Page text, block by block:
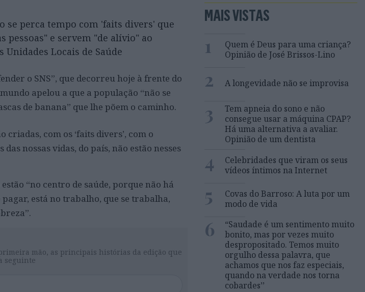
se perca tempo com 'faits divers' que
pessoas" e servem "de alívio" ao
Locais de Saúde
o SNS”, que decorreu hoje à frente do
apelou a que a população “não se
de banana” que lhe põem o caminho.
criadas, com os ‘faits divers’, com o
nossas vidas, do país, não estão nesses
“no centro de saúde, porque não há
está no trabalho, que se trabalha,
mão, as principais histórias da edição que
seguinte
MAIS VISTAS
1
Quem é Deus para uma criança?
Opinião de José Brissos-Lino
2 A longevidade não se improvisa
3
Tem apneia do sono e não
consegue usar a máquina CPAP?
Há uma alternativa a avaliar.
Opinião de um dentista
4
Celebridades que viram os seus
vídeos íntimos na Internet
5
Covas do Barroso: A luta por um
modo de vida
6
“Saudade é um sentimento muito
bonito, mas por vezes muito
despropositado. Temos muito
orgulho dessa palavra, que
achamos que nos faz especiais,
quando na verdade nos torna
cobardes’’